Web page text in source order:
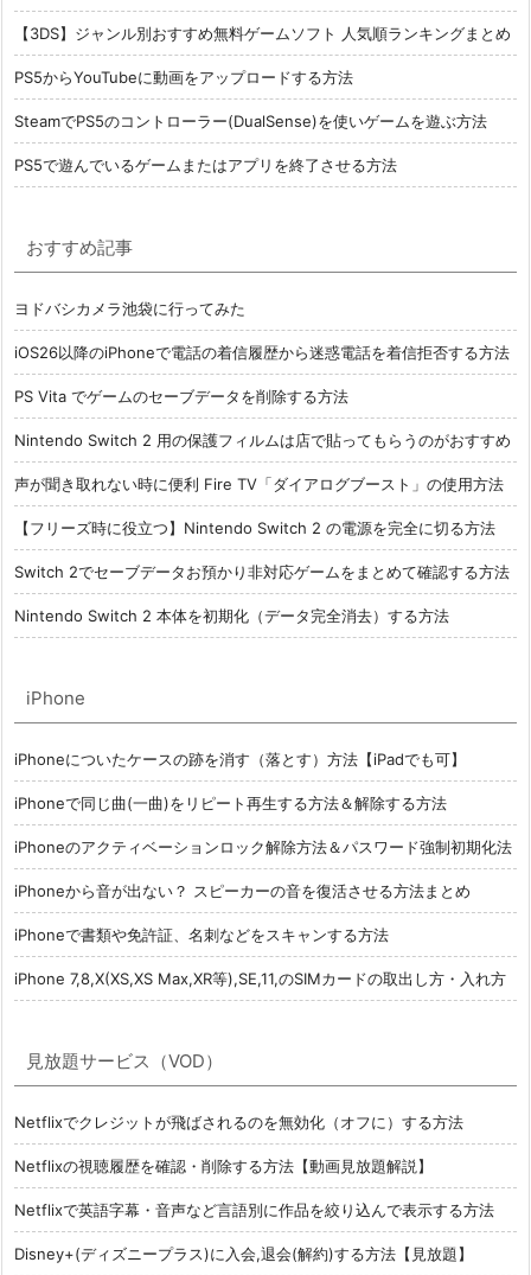
【3DS】ジャンル別おすすめ無料ゲームソフト 人気順ランキングまとめ
PS5からYouTubeに動画をアップロードする方法
SteamでPS5のコントローラー(DualSense)を使いゲームを遊ぶ方法
PS5で遊んでいるゲームまたはアプリを終了させる方法
おすすめ記事
ヨドバシカメラ池袋に行ってみた
iOS26以降のiPhoneで電話の着信履歴から迷惑電話を着信拒否する方法
PS Vita でゲームのセーブデータを削除する方法
Nintendo Switch 2 用の保護フィルムは店で貼ってもらうのがおすすめ
声が聞き取れない時に便利 Fire TV「ダイアログブースト」の使用方法
【フリーズ時に役立つ】Nintendo Switch 2 の電源を完全に切る方法
Switch 2でセーブデータお預かり非対応ゲームをまとめて確認する方法
Nintendo Switch 2 本体を初期化（データ完全消去）する方法
iPhone
iPhoneについたケースの跡を消す（落とす）方法【iPadでも可】
iPhoneで同じ曲(一曲)をリピート再生する方法＆解除する方法
iPhoneのアクティベーションロック解除方法＆パスワード強制初期化法
iPhoneから音が出ない？ スピーカーの音を復活させる方法まとめ
iPhoneで書類や免許証、名刺などをスキャンする方法
iPhone 7,8,X(XS,XS Max,XR等),SE,11,のSIMカードの取出し方・入れ方
見放題サービス（VOD）
Netflixでクレジットが飛ばされるのを無効化（オフに）する方法
Netflixの視聴履歴を確認・削除する方法【動画見放題解説】
Netflixで英語字幕・音声など言語別に作品を絞り込んで表示する方法
Disney+(ディズニープラス)に入会,退会(解約)する方法【見放題】